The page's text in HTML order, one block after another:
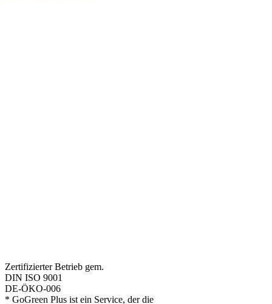
Zertifizierter Betrieb gem.
DIN ISO 9001
DE-ÖKO-006
* GoGreen Plus ist ein Service, der die